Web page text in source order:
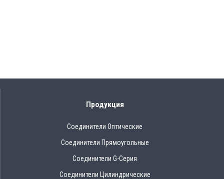
Продукция
Соединители Оптические
Соединители Прямоугольные
Соединители G-Серия
Соединители Цилиндрические